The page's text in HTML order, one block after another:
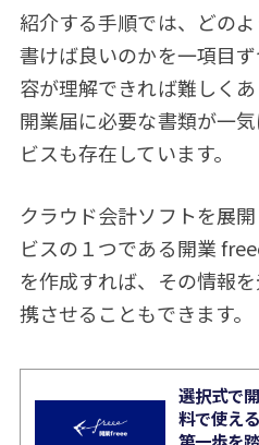
紹介する手順では、どの
書けば良いのかを一項目
容が理解できれば難しく
開業届に必要な書類が一
ビスも存在しています。
クラウド会計ソフトを展
ビスの１つである開業
を作成すれば、その情報
携させることもできます。
選択式で
料で使え